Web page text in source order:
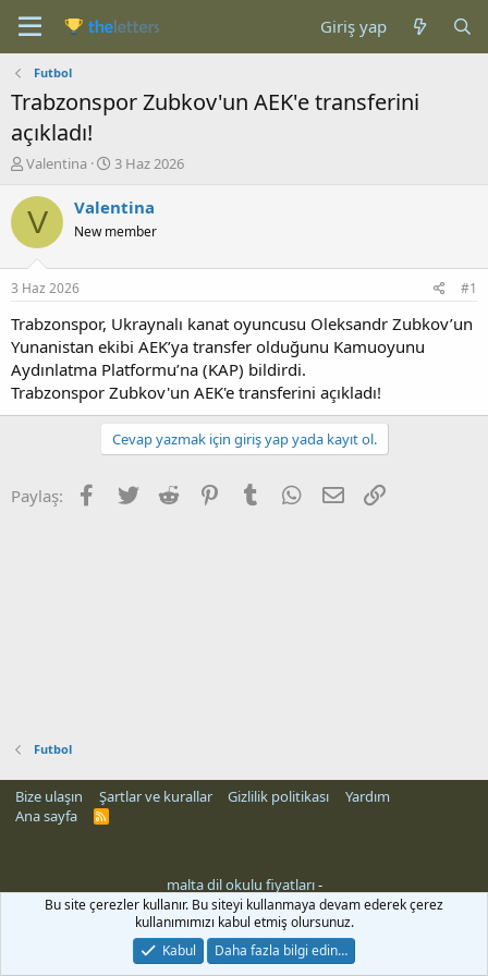
Giriş yap
Futbol
Trabzonspor Zubkov'un AEK'e transferini
açıkladı!
K
n
b
u
u
b
a
l
a
t
a
Valentina
B
ş
a
ç
t
a
r
i
h
i
3 Haz 2026
V Valentina
New member
3 Haz 2026 #1
Trabzonspor, Ukraynalı kanat oyuncusu Oleksandr Zubkov’un
Yunanistan ekibi AEK’ya transfer olduğunu Kamuoyunu
Aydınlatma Platformu’na (KAP) bildirdi.
Trabzonspor Zubkov'un AEK'e transferini açıkladı!
Cevap yazmak için giriş yap yada kayıt ol.
Paylaş: Facebook
Twitter Reddit PinterestTumblr WhatsApp
E-posta
Futbol
Bize ulaşın Şartlar ve kurallar Gizlilik politikası
Yardım
Ana sayfa
R
malta dil okulu fiyatları-
Bu site çerezler kullanır. Bu siteyi kullanmaya devam ederek çerez
kullanımımızı kabul etmiş olursunuz.
Kabul
Daha fazla bilgi edin…